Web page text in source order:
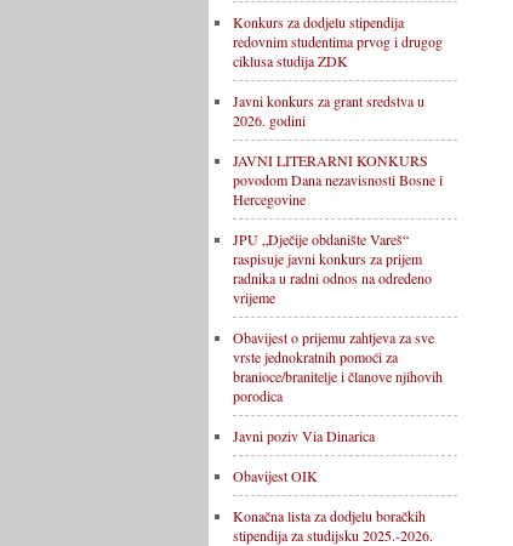
Konkurs za dodjelu stipendija
redovnim studentima prvog i drugog
ciklusa studija ZDK
Javni konkurs za grant sredstva u
2026. godini
JAVNI LITERARNI KONKURS
povodom Dana nezavisnosti Bosne i
Hercegovine
JPU „Dječije obdanište Vareš“
raspisuje javni konkurs za prijem
radnika u radni odnos na određeno
vrijeme
Obavijest o prijemu zahtjeva za sve
vrste jednokratnih pomoći za
branioce/branitelje i članove njihovih
porodica
Javni poziv Via Dinarica
Obavijest OIK
Konačna lista za dodjelu boračkih
stipendija za studijsku 2025.-2026.